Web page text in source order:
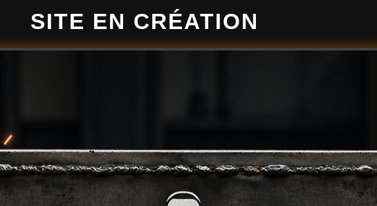
SITE EN CRÉATION